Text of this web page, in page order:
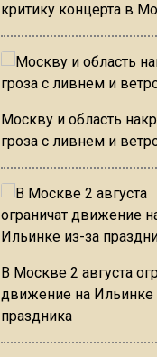
критику концерта в
Москву и область
гроза с ливнем и
В Москве 2 августа
движение на Ильинке
праздника